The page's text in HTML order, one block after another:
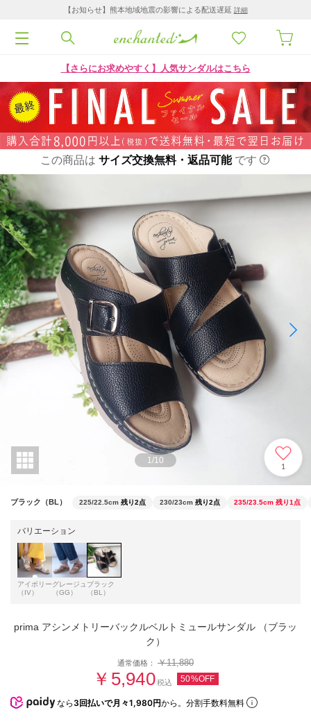
【お知らせ】熊本地域地震の影響による配送遅延 詳細
【さらにお求めやすく】人気サンダルはこちら
この商品は サイズ交換無料・返品可能 です
1 /10
1
ブラック（BL） 225/22.5cm 残り2点 230/23cm 残り2点 235/23.5cm 残り1点
バリエーション
アイボリー
（IV）
グレージュ
（GG）
ブラック
（BL）
prima アシンメトリーバックルベルトミュールサンダル （ブラッ
ク）
通常価格： ￥11,880
￥5,940税込 50%OFF
なら 3回払いで月々1,980円から。分割手数料無料